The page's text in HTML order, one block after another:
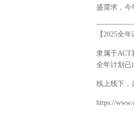
盛需求，今
【2025全年
隶属于ACT
全年计划已
线上线下，
https://